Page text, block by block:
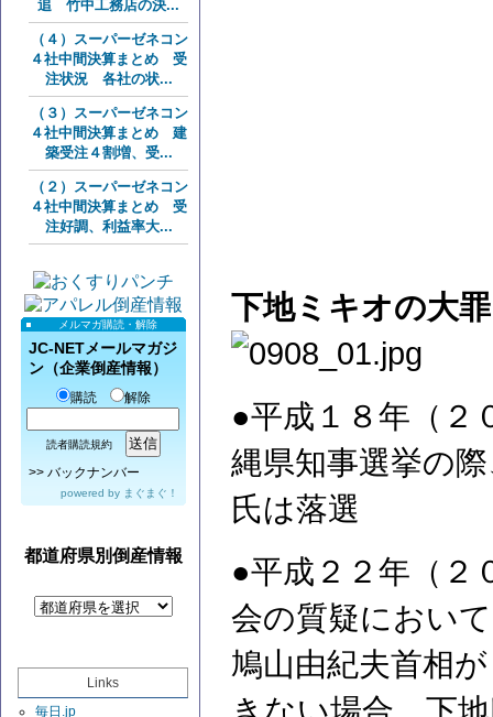
追 竹中工務店の決...
（４）スーパーゼネコン
４社中間決算まとめ 受
注状況 各社の状...
（３）スーパーゼネコン
４社中間決算まとめ 建
築受注４割増、受...
（２）スーパーゼネコン
４社中間決算まとめ 受
注好調、利益率大...
メルマガ購読・解除
JC-NETメールマガジ
ン（企業倒産情報）
購読 解除
読者購読規約
>> バックナンバー
powered by まぐまぐ！
都道府県別倒産情報
Links
毎日.jp
下地ミキオの大
●平成１８年（２
縄県知事選挙の
氏は落選
●平成２２年（２
会の質疑におい
鳩山由紀夫首相